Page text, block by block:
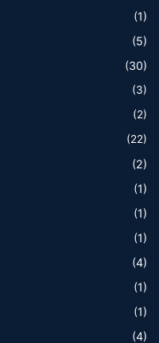
(1)
(5)
(30)
(3)
(2)
(22)
(2)
(1)
(1)
(1)
(4)
(1)
(1)
(4)